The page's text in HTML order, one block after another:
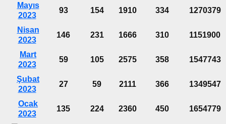
Mayıs
2023
93 154 1910 334 1270379
Nisan
2023
146 231 1666 310 1151900
Mart
2023
59 105 2575 358 1547743
Şubat
2023
27 59 2111 366 1349547
Ocak
2023
135 224 2360 450 1654779